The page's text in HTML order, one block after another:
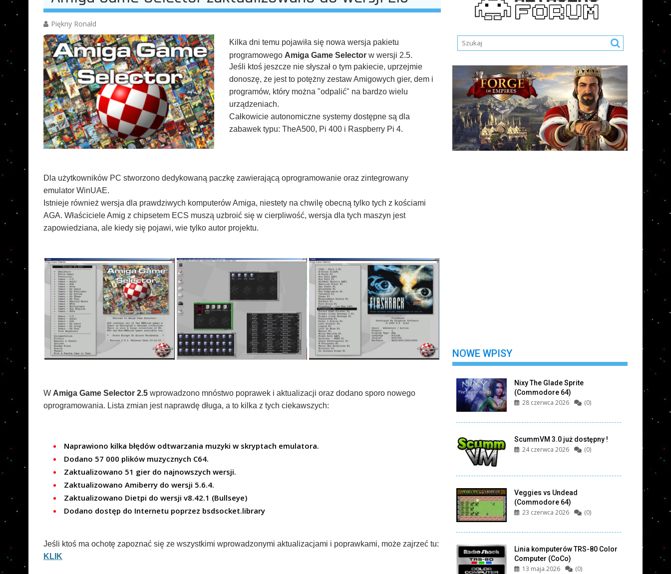
Piękny Ronald
Kilka dni temu pojawiła się nowa wersja pakietu
programowego Amiga Game Selectorw wersji 2.5.
Jeśli ktoś jeszcze nie słyszał o tym pakiecie, uprzejmie
donoszę, że jest to potężny zestaw Amigowych gier, dem i
programów, który można "odpalić" na bardzo wielu
urządzeniach.
Całkowicie autonomiczne systemy dostępne są dla
zabawek typu: TheA500, Pi 400 i Raspberry Pi 4.
Dla użytkowników PC stworzono dedykowaną paczkę zawierającą oprogramowanie oraz zintegrowany
emulator WinUAE.
Istnieje również wersja dla prawdziwych komputerów Amiga, niestety na chwilę obecną tylko tych z kościami
AGA. Właściciele Amig z chipsetem ECS muszą uzbroić się w cierpliwość, wersja dla tych maszyn jest
zapowiedziana, ale kiedy się pojawi, wie tylko autor projektu.
W Amiga Game Selector 2.5 wprowadzono mnóstwo poprawek i aktualizacji oraz dodano sporo nowego
oprogramowania. Lista zmian jest naprawdę długa, a to kilka z tych ciekawszych:
Naprawiono kilka błędów odtwarzania muzyki w skryptach emulatora.
Dodano 57 000 plików muzycznych C64.
Zaktualizowano 51 gier do najnowszych wersji.
Zaktualizowano Amiberry do wersji 5.6.4.
Zaktualizowano Dietpi do wersji v8.42.1 (Bullseye)
Dodano dostęp do Internetu poprzez bsdsocket.library
Jeśli ktoś ma ochotę zapoznać się ze wszystkimi wprowadzonymi aktualizacjami i poprawkami, może zajrzeć tu:
KLIK
NOWE WPISY
Nixy The Glade Sprite
(Commodore 64)
28 czerwca 2026 (0)
ScummVM 3.0 już dostępny !
24 czerwca 2026 (0)
Veggies vs Undead
(Commodore 64)
23 czerwca 2026 (0)
Linia komputerów TRS-80 Color
Computer (CoCo)
13 maja 2026 (0)